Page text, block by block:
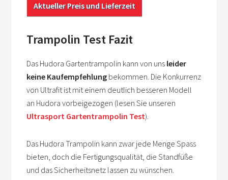
Aktueller Preis und Lieferzeit
Trampolin Test Fazit
Das Hudora Gartentrampolin kann von uns leider
keine Kaufempfehlung bekommen. Die Konkurrenz
von Ultrafit ist mit einem deutlich besseren Modell
an Hudora vorbeigezogen (lesen Sie unseren
Ultrasport Gartentrampolin Test).
Das Hudora Trampolin kann zwar jede Menge Spass
bieten, doch die Fertigungsqualität, die Standfüße
und das Sicherheitsnetz lassen zu wünschen.